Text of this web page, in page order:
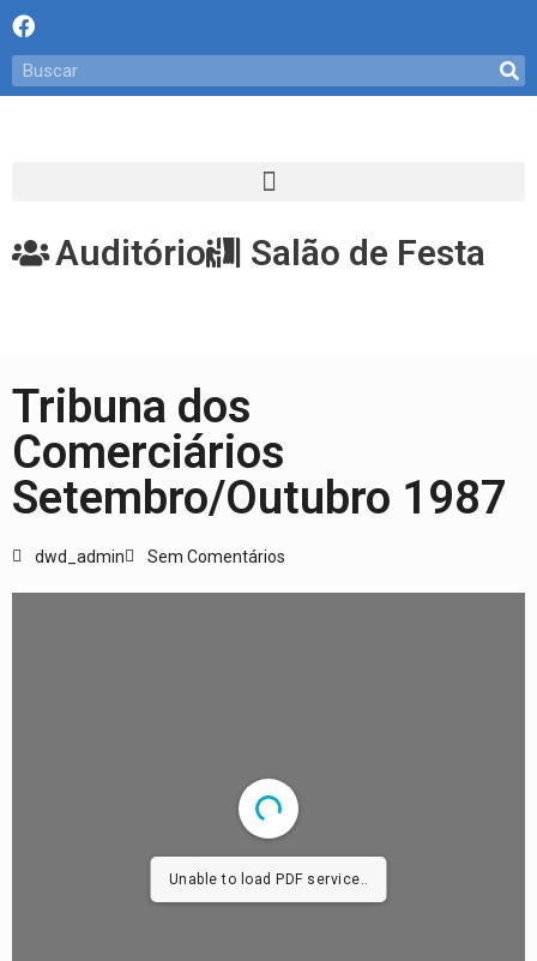
Auditório Salão de Festa
Tribuna dos
Comerciários
Setembro/Outubro 1987
dwd_admin Sem Comentários
Unable to load PDF service..